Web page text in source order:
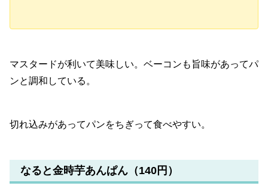
マスタードが利いて美味しい。ベーコンも旨味があってパ
ンと調和している。
切れ込みがあってパンをちぎって食べやすい。
なると金時芋あんぱん（140円）